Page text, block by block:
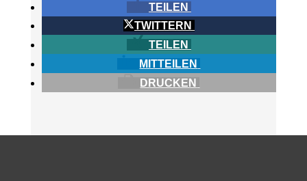
TEILEN
TWITTERN
TEILEN
MITTEILEN
DRUCKEN